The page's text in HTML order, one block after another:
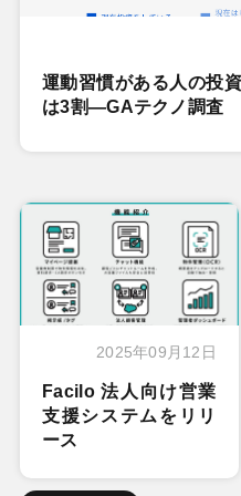
運動習慣がある人の投
は3割―GAテクノ調査
2025年09月12日
Facilo 法人向け営業
支援システムをリリ
ース